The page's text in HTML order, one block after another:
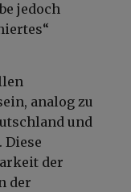
jedoch
analog zu
und
Diese
der
der